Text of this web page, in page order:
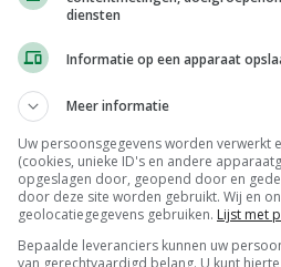
kunnen gebruiken om EU-
in het Nederlandse NSP niet
met zijn Europese collega's
inzet erop gericht is om de
Eerder heeft
te maken, omdat de
aan toe zijn.
diensten
Informatie op een apparaat
Meer informatie
Uw persoonsgegevens worden verwerkt
(cookies, unieke ID's en andere
opgeslagen door, geopend door en
door deze site worden gebruikt. Wij en
geolocatiegegevens gebruiken. Lijst met
Bepaalde leveranciers kunnen uw
van gerechtvaardigd belang. U kunt